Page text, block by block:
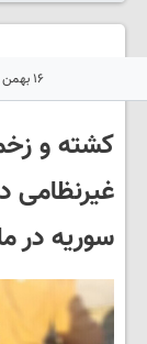
۱۶ بهمن ۱۴۰۳ - ۱۷:۴۹
غیرنظامی
سوریه در